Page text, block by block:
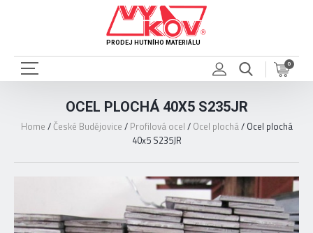
PRODEJ HUTNÍHO MATERIÁLU
0
OCEL PLOCHÁ 40X5 S235JR
Home / České Budějovice / Profilová ocel / Ocel plochá/ Ocel plochá
40x5 S235JR